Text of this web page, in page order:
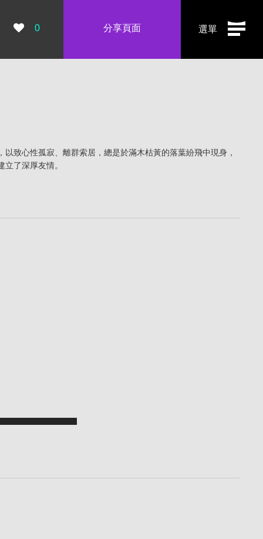
選單
瀏覽數：
0 分享頁面
致心性孤寂、離群索居，總是於滿木枯黃的落葉紛飛中現身，
了深厚友情。